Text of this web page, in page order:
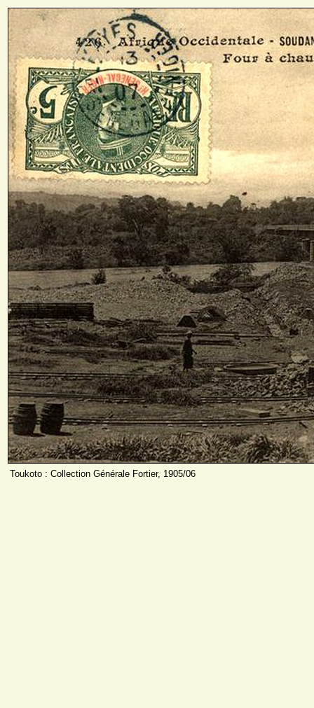
Toukoto : Collection Générale Fortier, 1905/06